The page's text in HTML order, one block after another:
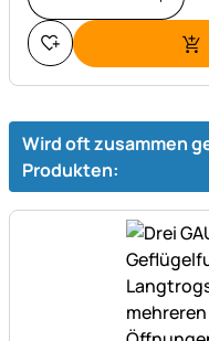
Wird oft zusammen
Produkten: